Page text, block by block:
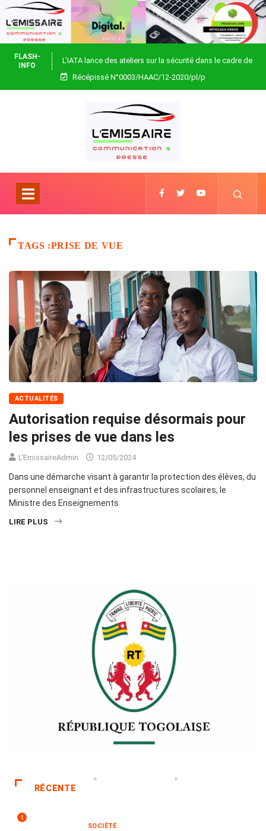
FLASH-
INFO
L’IATA lance des ateliers sur la sécurité dans le cadre de
Focus Africa
Récépissé N°0003/HAAC/12-2020/pl/p
TAGS :PRISE DE VUE
ACTUALITÉS
Autorisation requise désormais pour
les prises de vue dans les
L'EmissaireAdmin 12/05/2024
Dans une démarche visant à garantir la protection des élèves, du
personnel enseignant et des infrastructures scolaires, le
Ministre des Enseignements
LIRE PLUS
RÉCENTE
1
SOCIÉTÉ